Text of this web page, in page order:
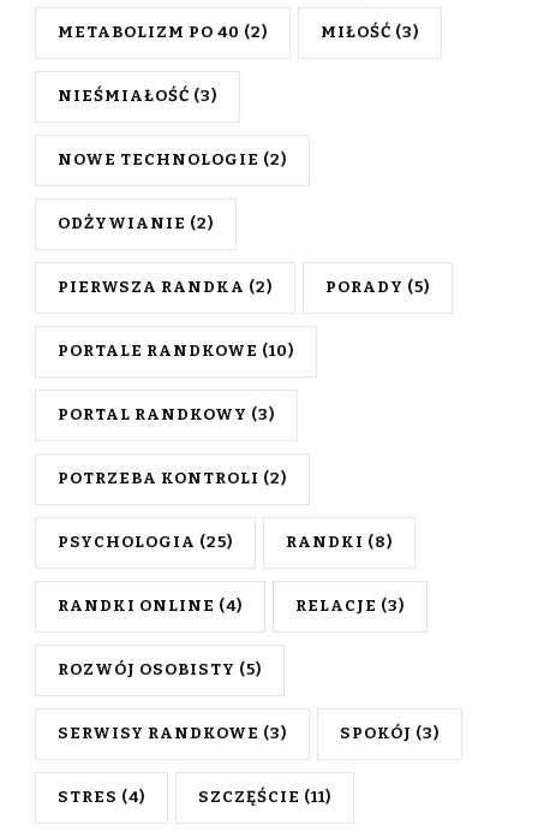
METABOLIZM PO 40 (2) MIŁOŚĆ (3)
NIEŚMIAŁOŚĆ (3)
NOWE TECHNOLOGIE (2)
ODŻYWIANIE (2)
PIERWSZA RANDKA (2) PORADY (5)
PORTALE RANDKOWE (10)
PORTAL RANDKOWY (3)
POTRZEBA KONTROLI (2)
PSYCHOLOGIA (25) RANDKI (8)
RANDKI ONLINE (4) RELACJE (3)
ROZWÓJ OSOBISTY (5)
SERWISY RANDKOWE (3) SPOKÓJ (3)
STRES (4) SZCZĘŚCIE (11)